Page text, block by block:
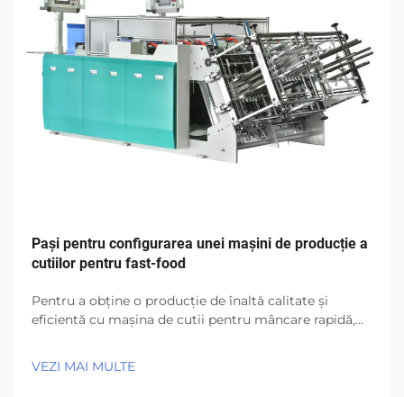
Pași pentru configurarea unei mașini de producție a
cutiilor pentru fast-food
Pentru a obține o producție de înaltă calitate și
eficientă cu mașina de cutii pentru mâncare rapidă,
operaționale și de siguranță. Mașina de cutii pentru
VEZI MAI MULTE